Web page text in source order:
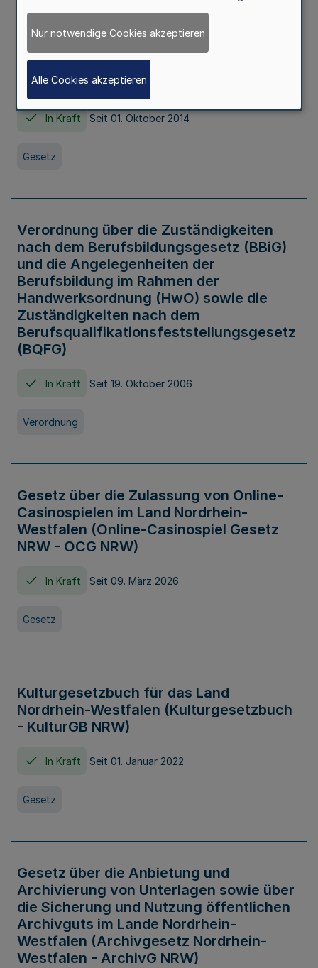
Gesetz über die Hochschulen des Landes
Nordrhein-Westfalen (Hochschulgesetz -
HG)
In Kraft Seit 01. Oktober 2014
Gesetz
Verordnung über die Zuständigkeiten
nach dem Berufsbildungsgesetz (BBiG)
und die Angelegenheiten der
Berufsbildung im Rahmen der
Handwerksordnung (HwO) sowie die
Zuständigkeiten nach dem
Berufsqualifikationsfeststellungsgesetz
(BQFG)
In Kraft Seit 19. Oktober 2006
Verordnung
Gesetz über die Zulassung von Online-
Casinospielen im Land Nordrhein-
Westfalen (Online-Casinospiel Gesetz
NRW - OCG NRW)
In Kraft Seit 09. März 2026
Gesetz
Kulturgesetzbuch für das Land
Nordrhein-Westfalen (Kulturgesetzbuch
- KulturGB NRW)
In Kraft Seit 01. Januar 2022
Gesetz
Gesetz über die Anbietung und
Archivierung von Unterlagen sowie über
die Sicherung und Nutzung öffentlichen
Archivguts im Lande Nordrhein-
Westfalen (Archivgesetz Nordrhein-
Westfalen - ArchivG NRW)
Nur notwendige Cookies akzeptieren
Alle Cookies akzeptieren